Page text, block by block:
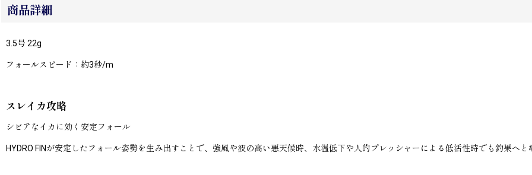
商品詳細
3.5号 22g
フォールスピード：約3秒/m
スレイカ攻略
シビアなイカに効く安定フォール
HYDRO FINが安定したフォール姿勢を生み出すことで、強風や波の高い悪天候時、水温低下や人的プレッシャーによる低活性時でも釣果へと